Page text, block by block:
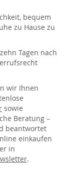
bequem
zu Hause zu
Tagen nach
wir Ihnen
sowie
Beratung –
beantwortet
einkaufen
in
.